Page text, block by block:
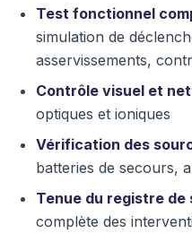
Test fonctionnel
simulation de
asservissements,
Contrôle visuel et
optiques et ioniques
Vérification des
batteries de secours,
Tenue du registre de
complète des